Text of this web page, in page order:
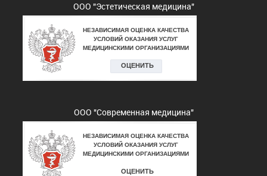
ООО "Эстетическая медицина"
ООО "Современная медицина"